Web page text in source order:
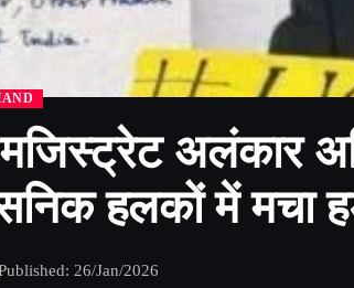
अलंकार
हलकों में मचा
26/Jan/2026